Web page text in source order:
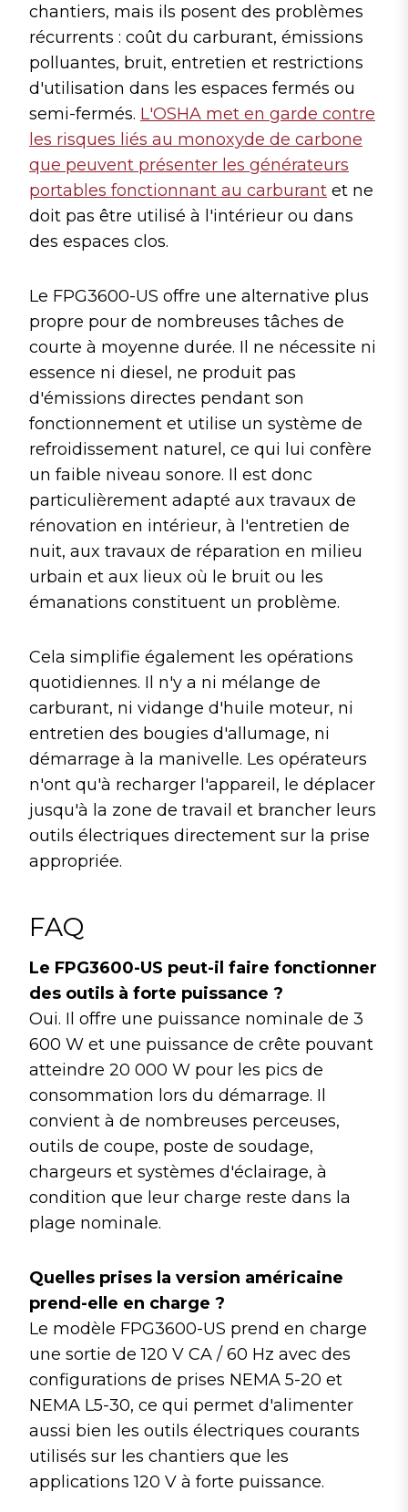
chantiers, mais ils posent des problèmes
récurrents : coût du carburant, émissions
polluantes, bruit, entretien et restrictions
d'utilisation dans les espaces fermés ou
semi-fermés. L'OSHA met en garde contre
les risques liés au monoxyde de carbone
que peuvent présenter les générateurs
portables fonctionnant au carburant et ne
doit pas être utilisé à l'intérieur ou dans
des espaces clos.
Le FPG3600-US offre une alternative plus
propre pour de nombreuses tâches de
courte à moyenne durée. Il ne nécessite ni
essence ni diesel, ne produit pas
d'émissions directes pendant son
fonctionnement et utilise un système de
refroidissement naturel, ce qui lui confère
un faible niveau sonore. Il est donc
particulièrement adapté aux travaux de
rénovation en intérieur, à l'entretien de
nuit, aux travaux de réparation en milieu
urbain et aux lieux où le bruit ou les
émanations constituent un problème.
Cela simplifie également les opérations
quotidiennes. Il n'y a ni mélange de
carburant, ni vidange d'huile moteur, ni
entretien des bougies d'allumage, ni
démarrage à la manivelle. Les opérateurs
n'ont qu'à recharger l'appareil, le déplacer
jusqu'à la zone de travail et brancher leurs
outils électriques directement sur la prise
appropriée.
FAQ
Le FPG3600-US peut-il faire fonctionner
des outils à forte puissance ?
Oui. Il offre une puissance nominale de 3
600 W et une puissance de crête pouvant
atteindre 20 000 W pour les pics de
consommation lors du démarrage. Il
convient à de nombreuses perceuses,
outils de coupe, poste de soudage,
chargeurs et systèmes d'éclairage, à
condition que leur charge reste dans la
plage nominale.
Quelles prises la version américaine
prend-elle en charge ?
Le modèle FPG3600-US prend en charge
une sortie de 120 V CA / 60 Hz avec des
configurations de prises NEMA 5-20 et
NEMA L5-30, ce qui permet d'alimenter
aussi bien les outils électriques courants
utilisés sur les chantiers que les
applications 120 V à forte puissance.